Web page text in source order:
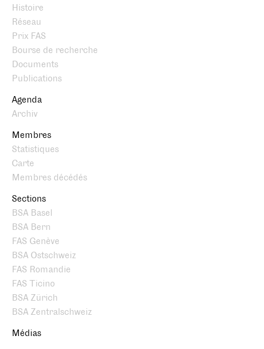
Histoire
Réseau
Prix FAS
Bourse de recherche
Documents
Publications
Agenda
Archiv
Membres
Statistiques
Carte
Membres décédés
Sections
BSA Basel
BSA Bern
FAS Genève
BSA Ostschweiz
FAS Romandie
FAS Ticino
BSA Zürich
BSA Zentralschweiz
Médias